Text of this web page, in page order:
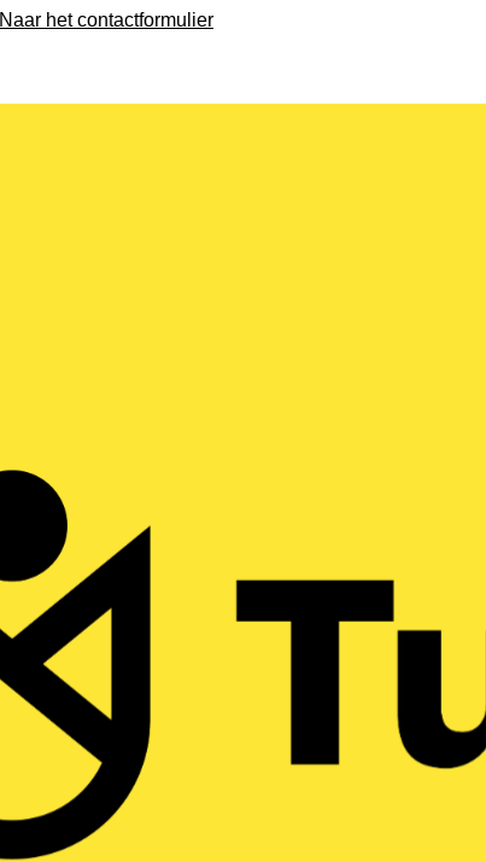
Naar het contactformulier